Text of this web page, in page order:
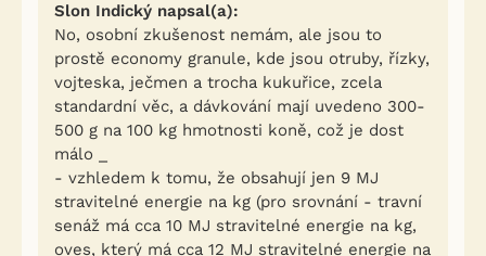
Slon Indický napsal(a):
No, osobní zkušenost nemám, ale jsou to
prostě economy granule, kde jsou otruby, řízky,
vojteska, ječmen a trocha kukuřice, zcela
standardní věc, a dávkování mají uvedeno 300-
500 g na 100 kg hmotnosti koně, což je dost
málo _
- vzhledem k tomu, že obsahují jen 9 MJ
stravitelné energie na kg (pro srovnání - travní
senáž má cca 10 MJ stravitelné energie na kg,
oves, který má cca 12 MJ stravitelné energie na